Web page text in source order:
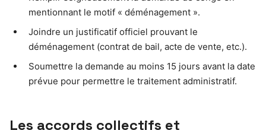
mentionnant le motif « déménagement ».
Joindre un justificatif officiel prouvant le
déménagement (contrat de bail, acte de vente, etc.).
Soumettre la demande au moins 15 jours avant la date
prévue pour permettre le traitement administratif.
Les accords collectifs et